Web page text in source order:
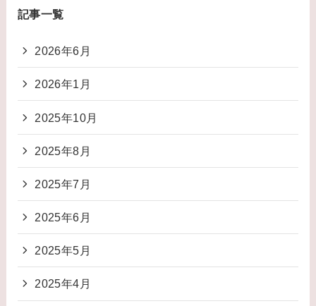
記事一覧
2026年6月
2026年1月
2025年10月
2025年8月
2025年7月
2025年6月
2025年5月
2025年4月